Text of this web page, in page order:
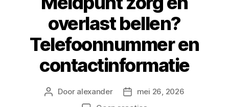
overlast bellen?
Telefoonnummer en
contactinformatie
Berichtauteur
Door alexander Berichtdatum
mei 26, 2026